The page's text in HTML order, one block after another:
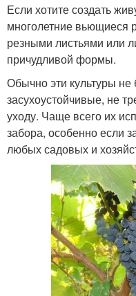
Если хотите создать
многолетние вьющиеся
резными листьями или
причудливой формы.
Обычно эти культуры не
засухоустойчивые, не
уходу. Чаще всего их
забора, особенно если
любых садовых и